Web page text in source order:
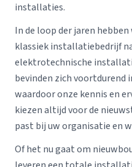
installaties.
In de loop der jaren
klassiek installatiebedrijf
elektrotechnische
bevinden zich voortdurend
waardoor onze kennis en
kiezen altijd voor de
past bij uw organisatie en
Of het nu gaat om